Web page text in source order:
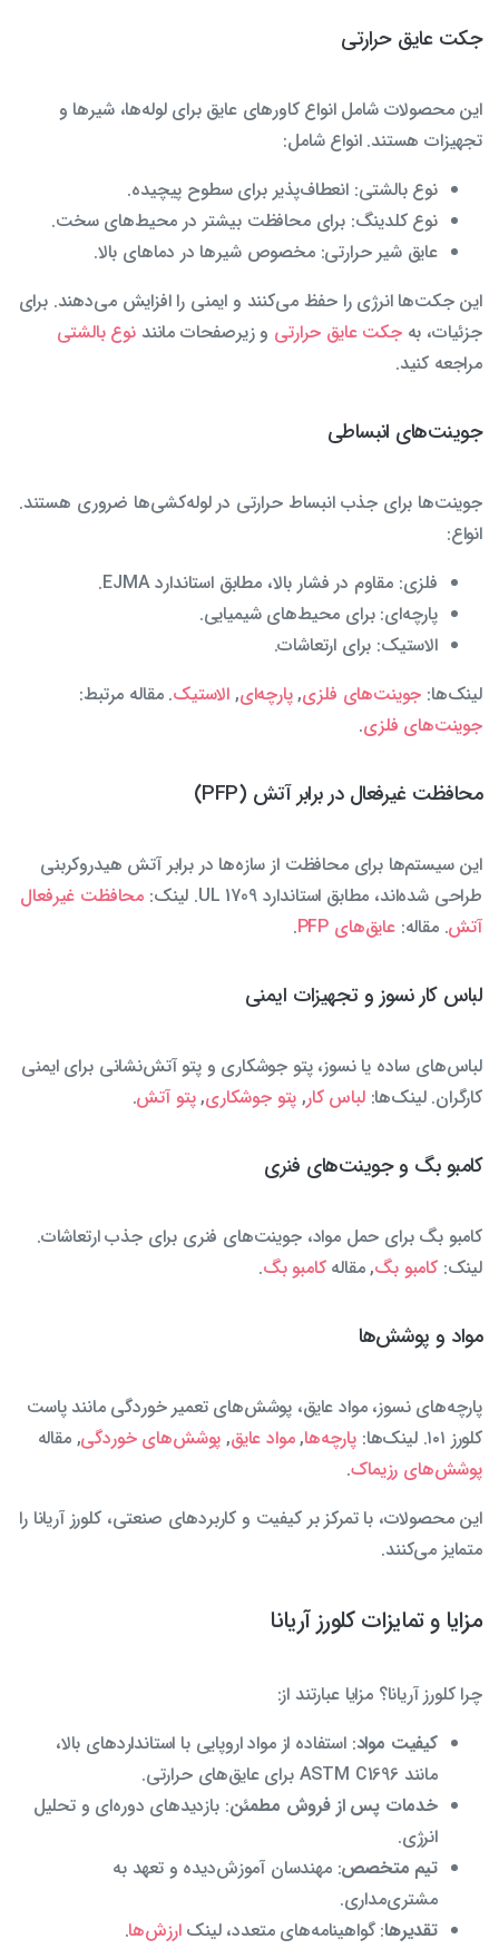
جکت عایق حرارتی
این محصولات شامل انواع کاورهای عایق برای لوله‌ها، شیرها و
تجهیزات هستند. انواع شامل:
نوع بالشتی: انعطاف‌پذیر برای سطوح پیچیده.
نوع کلدینگ: برای محافظت بیشتر در محیط‌های سخت.
عایق شیر حرارتی: مخصوص شیرها در دماهای بالا.
این جکت‌ها انرژی را حفظ می‌کنند و ایمنی را افزایش می‌دهند. برای
جزئیات، بهجکت عایق حرارتی و زیرصفحات مانند نوع بالشتی
مراجعه کنید.
جوینت‌های انبساطی
جوینت‌ها برای جذب انبساط حرارتی در لوله‌کشی‌ها ضروری هستند.
انواع:
فلزی: مقاوم در فشار بالا، مطابق استاندارد EJMA.
پارچه‌ای: برای محیط‌های شیمیایی.
الاستیک: برای ارتعاشات.
لینک‌ها: جوینت‌های فلزی,پارچه‌ای, الاستیک. مقاله مرتبط:
جوینت‌های فلزی.
محافظت غیرفعال در برابر آتش (PFP)
این سیستم‌ها برای محافظت از سازه‌ها در برابر آتش هیدروکربنی
طراحی شده‌اند، مطابق استاندارد UL 1709. لینک:
محافظت غیرفعال
آتش. مقاله:عایق‌های PFP .
لباس کار نسوز و تجهیزات ایمنی
لباس‌های ساده یا نسوز، پتو جوشکاری و پتو آتش‌نشانی برای ایمنی
کارگران. لینک‌ها:لباس کار, پتو جوشکاری,پتو آتش.
کامبو بگ و جوینت‌های فنری
کامبو بگ برای حمل مواد، جوینت‌های فنری برای جذب ارتعاشات.
لینک:کامبو بگ, مقالهکامبو بگ.
مواد و پوشش‌ها
پارچه‌های نسوز، مواد عایق، پوشش‌های تعمیر خوردگی مانند پاست
کلورز ۱۰۱. لینک‌ها:
پارچه‌ها,مواد عایق, پوشش‌های خوردگی, مقاله
پوشش‌های رزیماک.
این محصولات، با تمرکز بر کیفیت و کاربردهای صنعتی، کلورز آریانا را
متمایز می‌کنند.
مزایا و تمایزات کلورز آریانا
چرا کلورز آریانا؟ مزایا عبارتند از:
کیفیت مواد: استفاده از مواد اروپایی با استانداردهای بالا،
مانند ASTM C1696 برای عایق‌های حرارتی.
خدمات پس از فروش مطمئن: بازدیدهای دوره‌ای و تحلیل
انرژی.
تیم متخصص: مهندسان آموزش‌دیده و تعهد به
مشتری‌مداری.
تقدیرها: گواهینامه‌های متعدد، لینکارزش‌ها.